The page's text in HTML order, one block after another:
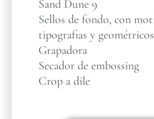
Sand Dune 9
Sellos de fondo, con
tipografias y
Grapadora
Secador de embossing
Crop a dile